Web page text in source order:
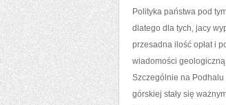
Polityka państwa pod
dlatego dla tych, jacy
przesadna ilość opłat i
wiadomości
Szczególnie na Podhalu
górskiej stały się